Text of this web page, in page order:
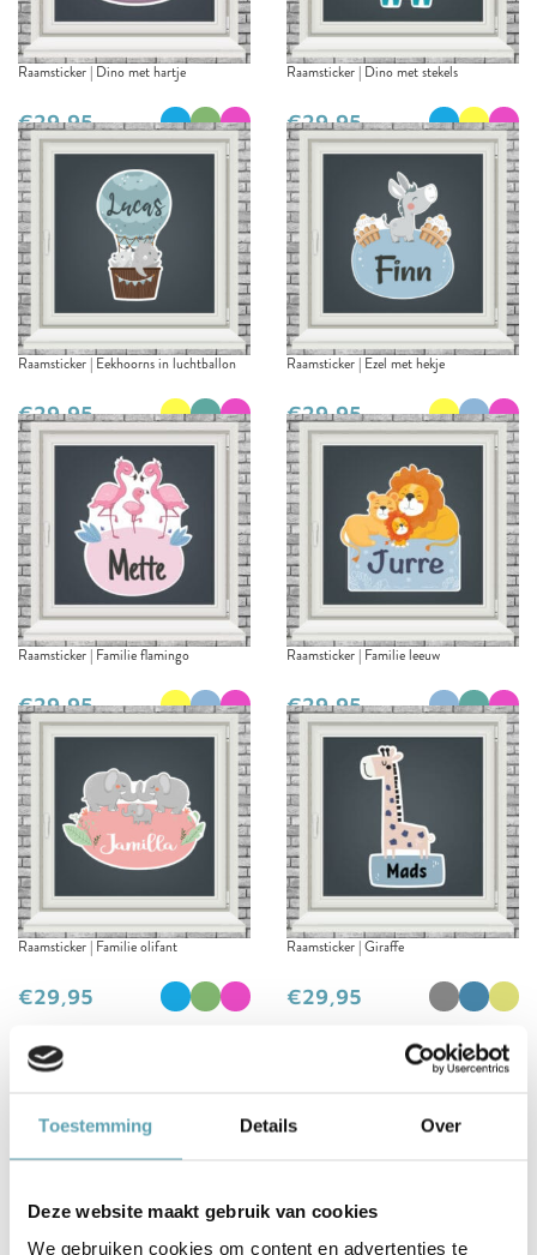
Toestemming Details Over
Deze website maakt gebruik van cookies
We gebruiken cookies om content en advertenties te
Raamsticker | Dino met hartje
€
Raamsticker | Dino met stekels
€
Raamsticker | Eekhoorns in luchtballon
€
Raamsticker | Ezel met hekje
€
Raamsticker | Familie flamingo
€
Raamsticker | Familie leeuw
€
Raamsticker | Familie olifant
€
Raamsticker | Giraffe
€
Raamstickers als geboorte
Op zoek naar een geboorteaankondiging die je op